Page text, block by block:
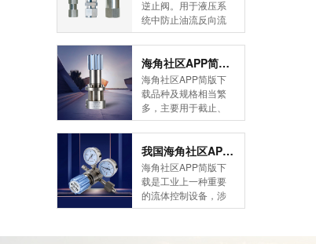
内的启闭件的开度来
调节介质的流量，将
介质的压力降低，同
时借助阀后压力的作
用调节启闭件的开
度，使阀后压力保持
在一定范围内，在进
口压力不断变化的情
在设定的范围内，保
护其后的生活生产器
具。本类海角社区
APP简版下载在管......
逆止阀。用于液压系
统中防止油流反向流
动,或者用于气动系统
中防止压缩空气逆向
流动。今天HJBA8海
角论坛海角社区APP
简版下载为您介绍一
下什么是单向阀。
一、简介单向阀有直
通式和直角式两种。
直通式单向阀用螺纹
连接安装在管路上。
直角式单向阀有螺纹
连接、板式连接和法
兰连接三种形式。液
海角社区APP简版下载的维护保养方式有哪些
海角社区APP简版下
载品种及规格相当繁
多，主要用于截止、
导流、稳压、分流
等，用途广泛。正确
和有序有效的维护保
养会保护海角社区
APP简版下载，使海
角社区APP简版下载
正常发挥功能并且延
我国海角社区APP简版下载市场的现状及前景如何
海角社区APP简版下
载是工业上一种重要
的流体控制设备，涉
及到国民经济诸多部